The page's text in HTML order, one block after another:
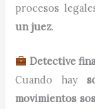
procesos
un juez.
Detective
Cuando hay
movimientos